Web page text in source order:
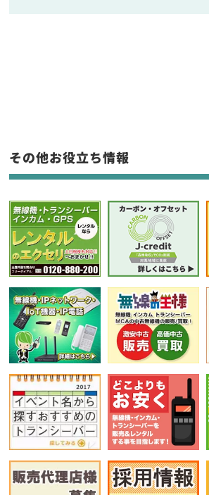
フリーワード入力(製品名等)
選択条件をリセット
その他お役立ち情報